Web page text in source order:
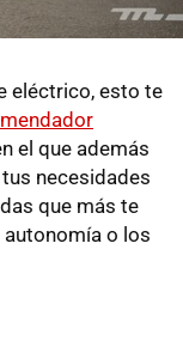
eléctrico, esto te
el que además
necesidades
que más te
o los